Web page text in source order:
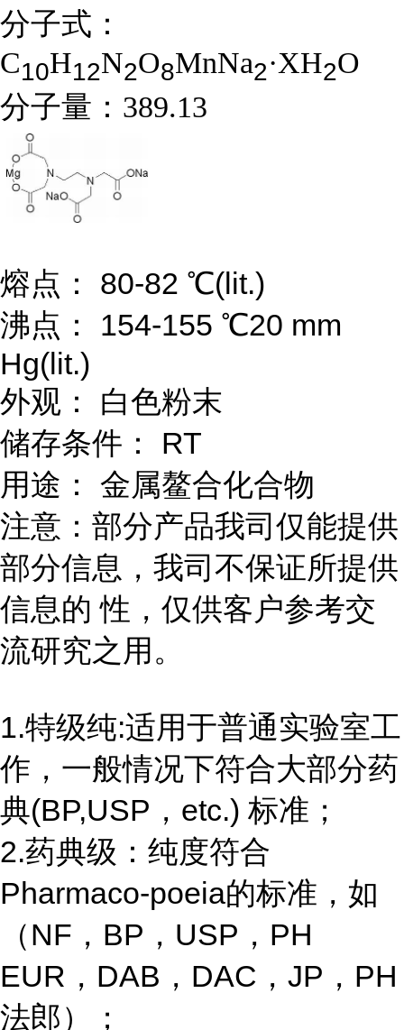
分子式：
C10H12N2O8MnNa2·XH2O
分子量： 389.13
熔点： 80-82 ℃(lit.)
沸点： 154-155 ℃20 mm
Hg(lit.)
外观： 白色粉末
储存条件： RT
用途： 金属鳌合化合物
注意：部分产品我司仅能提供
部分信息，我司不保证所提供
信息的 性，仅供客户参考交
流研究之用。
1.特级纯:适用于普通实验室工
作，一般情况下符合大部分药
典(BP,USP，etc.) 标准；
2.药典级：纯度符合
Pharmaco-poeia的标准，如
（NF，BP，USP，PH
EUR，DAB，DAC，JP，PH
法郎）；